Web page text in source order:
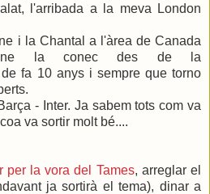
l'arribada a la meva London
i la Chantal a l'àrea de Canada
la conec des de la
fa 10 anys i sempre que torno
- Inter. Ja sabem tots com va
va sortir molt bé....
per la vora del Tames, arreglar el
ja sortirà el tema), dinar a